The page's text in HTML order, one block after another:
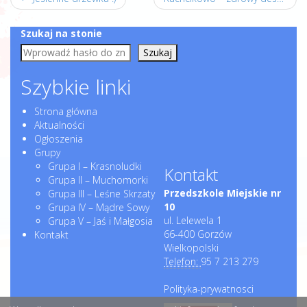
Szukaj na stonie
Szukaj
Szybkie linki
Strona główna
Aktualności
Ogłoszenia
Grupy
Grupa I – Krasnoludki
Grupa II – Muchomorki
Grupa III – Leśne Skrzaty
Grupa IV – Mądre Sowy
Grupa V – Jaś i Małgosia
Kontakt
Kontakt
Przedszkole Miejskie nr
10
ul. Lelewela 1
66-400 Gorzów
Wielkopolski
Telefon: 95 7 213 279
Polityka-prywatnosci